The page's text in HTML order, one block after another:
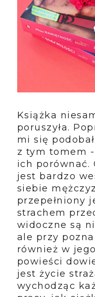
Książka
poruszyła.
mi się
z tym tomem
ich porównać.
jest bardzo
siebie
przepełniony
strachem
widoczne są
ale przy
również w
powieści
jest życie
wychodząc